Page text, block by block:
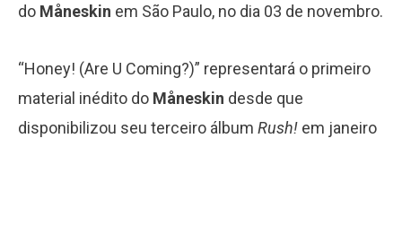
do Måneskin em São Paulo, no dia 03 de novembro.
“Honey! (Are U Coming?)” representará o primeiro
material inédito do Måneskin desde que
disponibilizou seu terceiro álbum Rush! em janeiro